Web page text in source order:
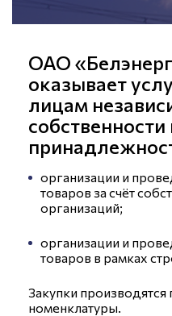
ОАО
оказывает
лицам
организации и
товаров за счёт
организаций;
организации и
товаров в рамках
Закупки
номенклатуры.